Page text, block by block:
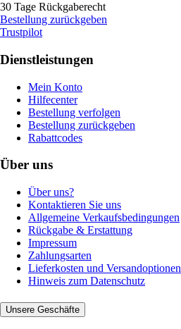
30 Tage Rückgaberecht
Bestellung zurückgeben
Trustpilot
Dienstleistungen
Mein Konto
Hilfecenter
Bestellung verfolgen
Bestellung zurückgeben
Rabattcodes
Über uns
Über uns?
Kontaktieren Sie uns
Allgemeine Verkaufsbedingungen
Rückgabe & Erstattung
Impressum
Zahlungsarten
Lieferkosten und Versandoptionen
Hinweis zum Datenschutz
Unsere Geschäfte